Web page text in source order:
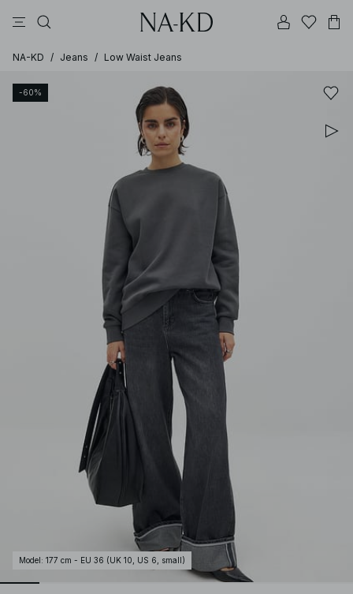
NA-KD / Jeans / Low Waist Jeans
-60%
Model : 177 cm - EU 36 (UK 10, US 6, small)